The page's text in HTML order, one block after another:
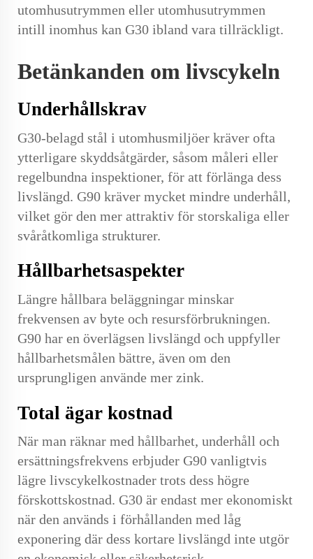
utomhusutrymmen eller utomhusutrymmen
intill inomhus kan G30 ibland vara tillräckligt.
Betänkanden om livscykeln
Underhållskrav
G30-belagd stål i utomhusmiljöer kräver ofta
ytterligare skyddsåtgärder, såsom måleri eller
regelbundna inspektioner, för att förlänga dess
livslängd. G90 kräver mycket mindre underhåll,
vilket gör den mer attraktiv för storskaliga eller
svåråtkomliga strukturer.
Hållbarhetsaspekter
Längre hållbara beläggningar minskar
frekvensen av byte och resursförbrukningen.
G90 har en överlägsen livslängd och uppfyller
hållbarhetsmålen bättre, även om den
ursprungligen använde mer zink.
Total ägar kostnad
När man räknar med hållbarhet, underhåll och
ersättningsfrekvens erbjuder G90 vanligtvis
lägre livscykelkostnader trots dess högre
förskottskostnad. G30 är endast mer ekonomiskt
när den används i förhållanden med låg
exponering där dess kortare livslängd inte utgör